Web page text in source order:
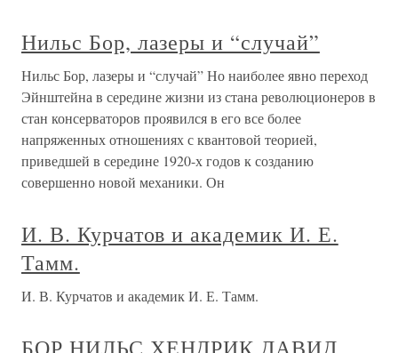
Нильс Бор, лазеры и “случай”
Нильс Бор, лазеры и “случай” Но наиболее явно переход
Эйнштейна в середине жизни из стана революционеров в
стан консерваторов проявился в его все более
напряженных отношениях с квантовой теорией,
приведшей в середине 1920-х годов к созданию
совершенно новой механики. Он
И. В. Курчатов и академик И. Е.
Тамм.
И. В. Курчатов и академик И. Е. Тамм.